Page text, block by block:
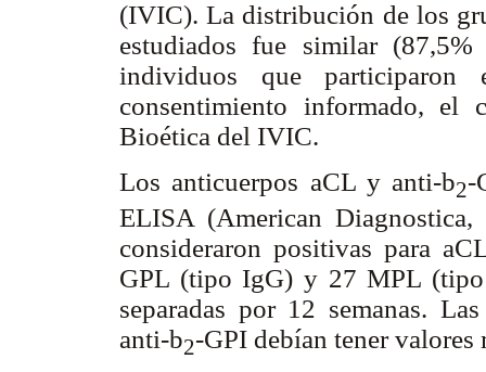
(IVIC). La distribución de los
estudiados fue similar
individuos que
consentimiento informado,
Bioética del IVIC.
Los anticuerpos aCL y anti-b2-
ELISA (American
consideraron positivas para
GPL (tipo IgG) y 27 MPL (tipo
separadas por 12 semanas.
anti-b2-GPI debían tener